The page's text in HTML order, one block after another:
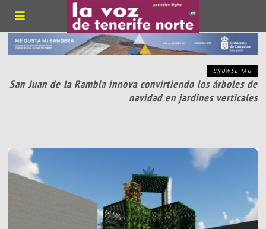
BROWSE TAG
San Juan de la Rambla innova convirtiendo los árboles de
navidad en jardines verticales